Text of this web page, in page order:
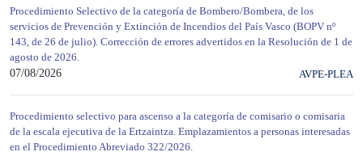
Procedimiento Selectivo de la categoría de Bombero/Bombera, de los
servicios de Prevención y Extinción de Incendios del País Vasco (BOPV nº
143, de 26 de julio). Corrección de errores advertidos en la Resolución de 1 de
agosto de 2026.
07/08/2026
AVPE-PLEA
Procedimiento selectivo para ascenso a la categoría de comisario o comisaria
de la escala ejecutiva de la Ertzaintza. Emplazamientos a personas interesadas
en el Procedimiento Abreviado 322/2026.